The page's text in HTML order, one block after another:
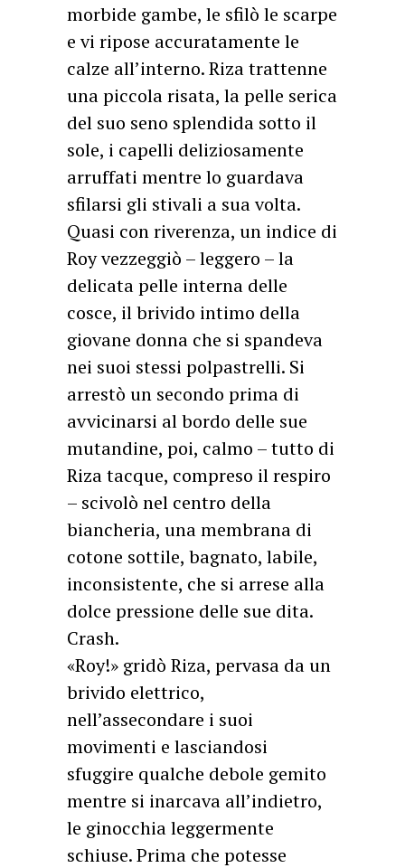
morbide gambe, le sfilò le scarpe
e vi ripose accuratamente le
calze all’interno. Riza trattenne
una piccola risata, la pelle serica
del suo seno splendida sotto il
sole, i capelli deliziosamente
arruffati mentre lo guardava
sfilarsi gli stivali a sua volta.
Quasi con riverenza, un indice di
Roy vezzeggiò – leggero – la
delicata pelle interna delle
cosce, il brivido intimo della
giovane donna che si spandeva
nei suoi stessi polpastrelli. Si
arrestò un secondo prima di
avvicinarsi al bordo delle sue
mutandine, poi, calmo – tutto di
Riza tacque, compreso il respiro
– scivolò nel centro della
biancheria, una membrana di
cotone sottile, bagnato, labile,
inconsistente, che si arrese alla
dolce pressione delle sue dita.
Crash.
«Roy!» gridò Riza, pervasa da un
brivido elettrico,
nell’assecondare i suoi
movimenti e lasciandosi
sfuggire qualche debole gemito
mentre si inarcava all’indietro,
le ginocchia leggermente
schiuse. Prima che potesse